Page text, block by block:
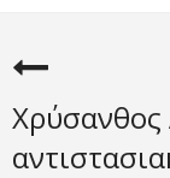
Χρύσανθος